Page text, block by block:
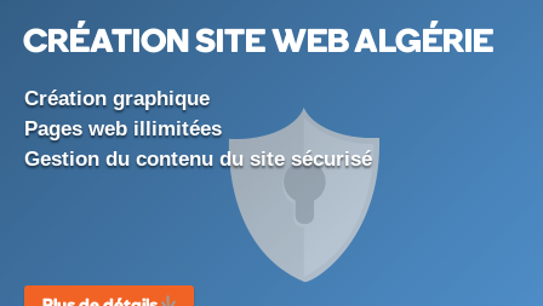
CRÉATION SITE WEB ALGÉRIE
Création graphique
Pages web illimitées
Gestion du contenu du site sécurisé